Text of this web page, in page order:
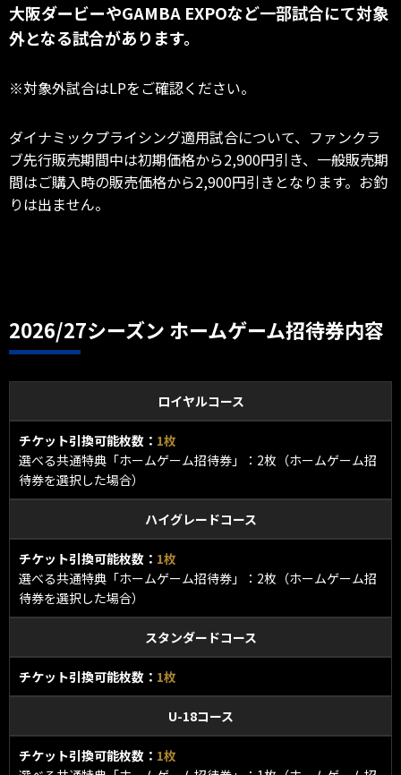
大阪ダービーやGAMBA EXPOなど一部試合にて対象
外となる試合があります。
※対象外試合はLPをご確認ください。
ダイナミックプライシング適用試合について、ファンクラ
ブ先行販売期間中は初期価格から2,900円引き、一般販売期
間はご購入時の販売価格から2,900円引きとなります。お釣
りは出ません。
2026/27シーズン ホームゲーム招待券内容
ロイヤルコース
チケット引換可能枚数： 1枚
選べる共通特典「ホームゲーム招待券」：2枚（ホームゲーム招
待券を選択した場合）
ハイグレードコース
チケット引換可能枚数： 1枚
選べる共通特典「ホームゲーム招待券」：2枚（ホームゲーム招
待券を選択した場合）
スタンダードコース
チケット引換可能枚数： 1枚
U-18コース
チケット引換可能枚数： 1枚